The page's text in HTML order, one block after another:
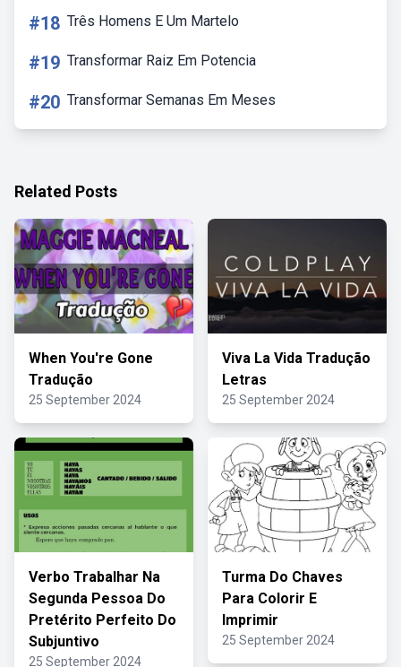
#18 Três Homens E Um Martelo
#19 Transformar Raiz Em Potencia
#20 Transformar Semanas Em Meses
Related Posts
When You're Gone
Tradução
25 September 2024
Viva La Vida Tradução
Letras
25 September 2024
Verbo Trabalhar Na
Segunda Pessoa Do
Pretérito Perfeito Do
Subjuntivo
25 September 2024
Turma Do Chaves
Para Colorir E
Imprimir
25 September 2024